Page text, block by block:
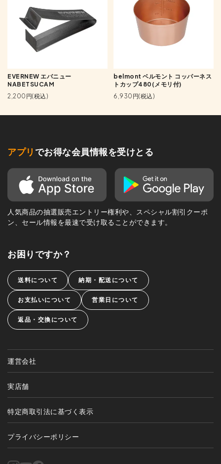
EVERNEW エバニュー
NABETSUCAM
2,200円(税込)
belmont ベルモント コッパーネス
トカップ480(メモリ付)
6,930円(税込)
アプリ でお得な会員情報を受けとる
人気商品の抽選販売エントリー権利や、スペシャル割引クーポ
ン、セール情報を最速で受け取ることができます。
お困りですか？
送料について 納期・配送について
お支払いについて 営業日について
返品・交換について
運営会社
実店舗
特定商取引法に基づく表示
プライバシーポリシー